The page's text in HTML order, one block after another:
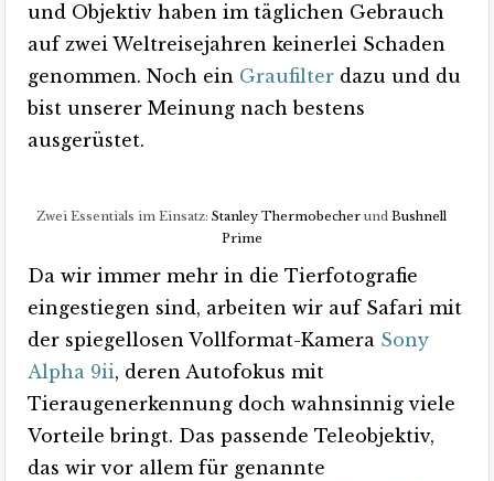
und Objektiv haben im täglichen Gebrauch
auf zwei Weltreisejahren keinerlei Schaden
genommen. Noch ein Graufilter dazu und du
bist unserer Meinung nach bestens
ausgerüstet.
Zwei Essentials im Einsatz: Stanley Thermobecher und Bushnell
Prime
Da wir immer mehr in die Tierfotografie
eingestiegen sind, arbeiten wir auf Safari mit
der spiegellosen Vollformat-Kamera Sony
Alpha 9ii, deren Autofokus mit
Tieraugenerkennung doch wahnsinnig viele
Vorteile bringt. Das passende Teleobjektiv,
das wir vor allem für genannte